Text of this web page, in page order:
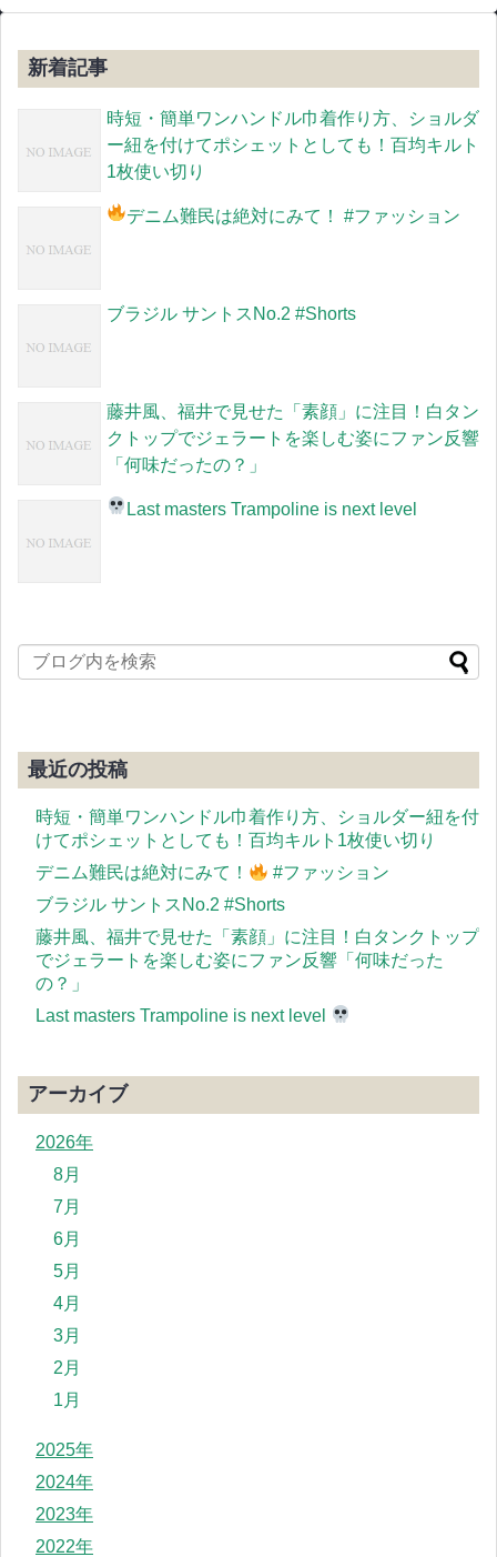
新着記事
時短・簡単ワンハンドル巾着作り方、ショルダ
ー紐を付けてポシェットとしても！百均キルト
1枚使い切り
デニム難民は絶対にみて！ #ファッション
ブラジル サントスNo.2 #Shorts
藤井風、福井で見せた「素顔」に注目！白タン
クトップでジェラートを楽しむ姿にファン反響
「何味だったの？」
Last masters Trampoline is next level
最近の投稿
時短・簡単ワンハンドル巾着作り方、ショルダー紐を付
けてポシェットとしても！百均キルト1枚使い切り
デニム難民は絶対にみて！
#ファッション
ブラジル サントスNo.2 #Shorts
藤井風、福井で見せた「素顔」に注目！白タンクトップ
でジェラートを楽しむ姿にファン反響「何味だった
の？」
Last masters Trampoline is next level
アーカイブ
2026年
8月
7月
6月
5月
4月
3月
2月
1月
2025年
2024年
2023年
2022年